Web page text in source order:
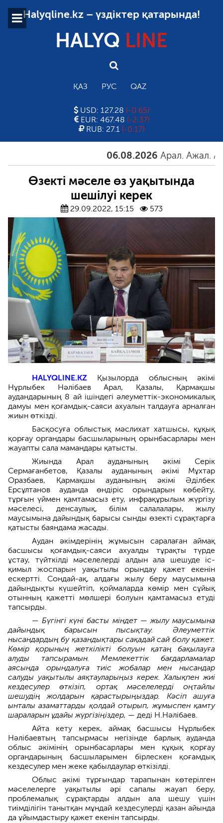
Halyqline.kz – үздіктер қатарында!
HALYQ LINE
ҚАЗ РУС QAZ
USD: 127.28 (-0.65)
EUR: 467.48 (-2.37)
RUB: 27.1 (-0.17)
06.08.2026 Арал. Ажал. Айғақ
Өзекті мәселе өз уақытында
шешілуі керек
29.09.2022, 15:15 573
HALYQLINE.KZ Қызылорда облысның әкімі
Нұрлыбек Нәлібаев Арал, Қазалы, Қармақшы
аудандарының 8 ай ішіндегі әлеуметтік-экономикалық
дамуы мен қоғамдық-саяси ахуалын талдауға арналған
жиын өткізді.
Басқосуға облыстық мәслихат хатшысы, құқық
қорғау органдары басшыларының орынбасарлары мен
жауапты сала мамандары қатысты.
Жиында Арал ауданының әкімі Серік
Сермағанбетов, Қазалы ауданының әкімі Мұхтар
Оразбаев, Қармақшы ауданының әкімі Әділбек
Ерсұлтанов ауданда өндіріс орындарын көбейту,
тұрғын үймен қамтамасыз ету, инфрақұрылым жүргізу
мәселесі, денсаулық, білім салалалары, жылу
маусымына дайындық барысы сынды өзекті сұрақтарға
қатысты баяндама жасады.
Аудан әкімдерінің жұмысын саралаған аймақ
басшысы қоғамдық-саяси ахуалды тұрақты түрде
ұстау, түйткілді мәселелерді алдын ала шешуде іс-
қимыл жоспарын уақытылы орындау қажет екенін
ескертті. Сондай-ақ, алдағы жылу беру маусымына
дайындықты күшейтіп, қоймаларда көмір мен сұйық
отынның қажетті мөлшері болуын қамтамасыз етуді
тапсырды.
— Бүгінгі күні басты міндет — жылу маусымына
дайындық барысын пысықтау. Әлеуметтік
нысандардың бу қазандықтары сақадай сай болу қажет.
Көмір қорының жеткілікті болуын қатаң бақылауға
алуды тапсырамын. Мемлекеттік бағдарламалар
аясында орындалуға тиіс жобалар мен нысандар
салуды уақытылы аяқтауларыңыз керек. Халықпен жиі
кездесулер өткізіп, ортақ мәселелерді оңтайлы
шешудің жолдарын қарастырыңыздар. Кәсіп ашуға
ынталы азаматтарды қолдай отырып, жұмыспен қамту
шараларын ұдайы жүргізіңіздер, — деді Н.Нәлібаев.
Айта кету керек, аймақ басшысы Нұрлыбек
Нәлібаевтың тапсырмасы негізінде барлық ауданда
облыс әкімінің орынбасарлары мен құқық қорғау
органдарының басшыларымен бірлескен қоғамдық
кездесулер мен жеке қабылдаулар өткізілді.
Облыс әкімі тұрғындар тарапынан көтерілген
мәселелерге уақытылы әрі сапалы жауап беру,
проблемалық сұрақтарды алдын ала шешу үшін
тиімділігін танытқан мұндай кездесулерді қазан айында
да ұйымдастыру қажет екенін тапсырды.